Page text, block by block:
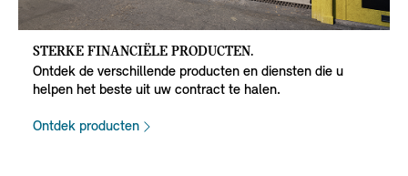
STERKE FINANCIËLE PRODUCTEN.
Ontdek de verschillende producten en diensten die u
helpen het beste uit uw contract te halen.
Ontdek producten